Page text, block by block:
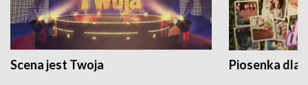
Scena jest Twoja Piosenka dla